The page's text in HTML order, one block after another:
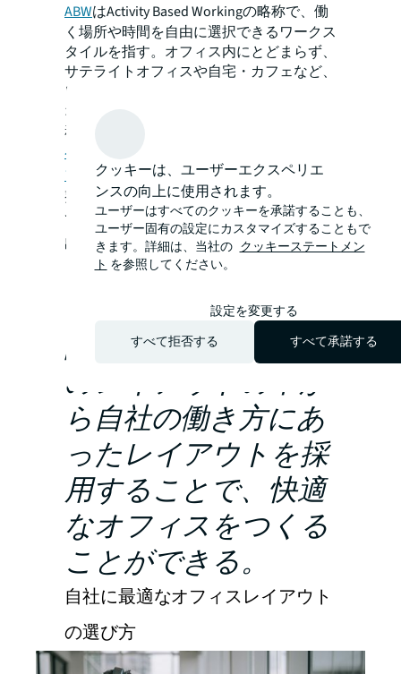
ABWはActivity Based Workingの略称で、働
く場所や時間を自由に選択できるワークス
タイルを指す。オフィス内にとどまらず、
サテライトオフィスや自宅・カフェなど、
自由に働く場所を選択可能である。
オフィスにおけるABW型のレイアウトは執
務空間のみならず、集中ブースや
ペース
フレッシュスペース
など様々な環境の
整備が含まれる。業務内容や気分に合わせ
て働く場所を自由に選択でき、創造性の創
出や生産性向上が期待される。
オフィスレイアウト
は、働き方と密接に
関わる。多様な種類
のレイアウトの中か
ら自社の働き方にあ
ったレイアウトを採
用することで、快適
なオフィスをつくる
ことができる。
自社に最適なオフィスレイアウト
の選び方
クッキーは、ユーザーエクスペリエ
ンスの向上に使用されます。
ユーザーはすべてのクッキーを承諾することも、
ユーザー固有の設定にカスタマイズすることもで
きます。詳細は、当社の クッキーステートメン
トを参照してください。
設定を変更する
すべて拒否する
すべて承諾する